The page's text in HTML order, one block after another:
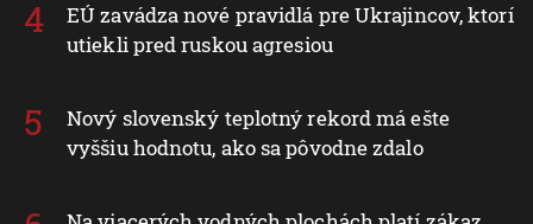
EÚ zavádza nové pravidlá pre Ukrajincov, ktorí
utiekli pred ruskou agresiou
Nový slovenský teplotný rekord má ešte
vyššiu hodnotu, ako sa pôvodne zdalo